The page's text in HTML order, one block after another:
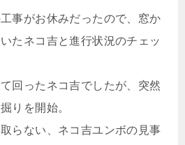
事がお休みだったので、窓か
たネコ吉と進行状況のチェッ
回ったネコ吉でしたが、突然
りを開始。
らない、ネコ吉ユンボの見事